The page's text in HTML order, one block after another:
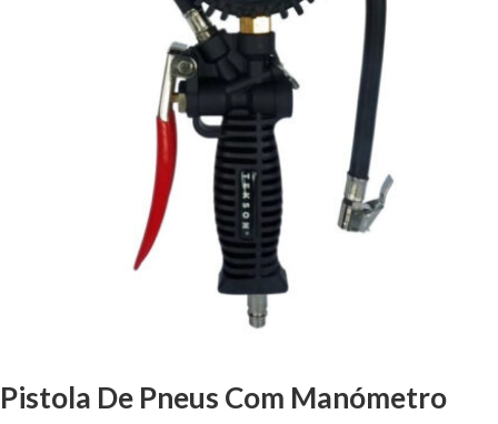
Pistola De Pneus Com Manómetro